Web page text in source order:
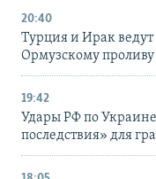
20:40
Турция и Ирак ведут
Ормузскому проливу
19:42
Удары РФ по
последствия» для